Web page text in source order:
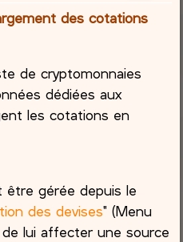
des cotations
de cryptomonnaies
dédiées aux
les cotations en
être gérée depuis le
des devises" (Menu
lui affecter une source